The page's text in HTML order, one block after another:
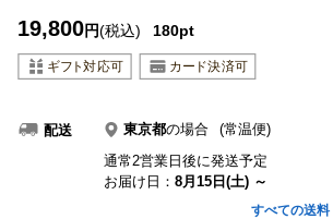
19,800円(税込) 180pt
配送 東京都の場合
(常温便)
通常2営業日後に発送予定
お届け日： 8月15日(土) ～
すべての送